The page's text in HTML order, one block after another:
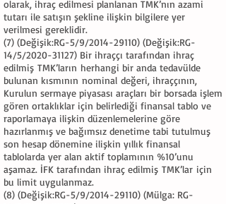
olarak, ihraç edilmesi planlanan TMK’nın azami
tutarı ile satışın şekline ilişkin bilgilere yer
verilmesi gereklidir.
(7) (Değişik:RG-5/9/2014-29110) (Değişik:RG-
14/5/2020-31127) Bir ihraççı tarafından ihraç
edilmiş TMK’ların herhangi bir anda tedavülde
bulunan kısmının nominal değeri, ihraççının,
Kurulun sermaye piyasası araçları bir borsada işlem
gören ortaklıklar için belirlediği finansal tablo ve
raporlamaya ilişkin düzenlemelerine göre
hazırlanmış ve bağımsız denetime tabi tutulmuş
son hesap dönemine ilişkin yıllık finansal
tablolarda yer alan aktif toplamının %10’unu
aşamaz. İFK tarafından ihraç edilmiş TMK’lar için
bu limit uygulanmaz.
(8) (Değişik:RG-5/9/2014-29110) (Mülga: RG-